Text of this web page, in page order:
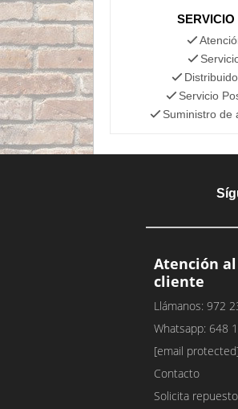
Servicio
Suministro de
Atención al
cliente
Llámanos: 972
Whatsapp: 648
[email
Contacto
Solicita